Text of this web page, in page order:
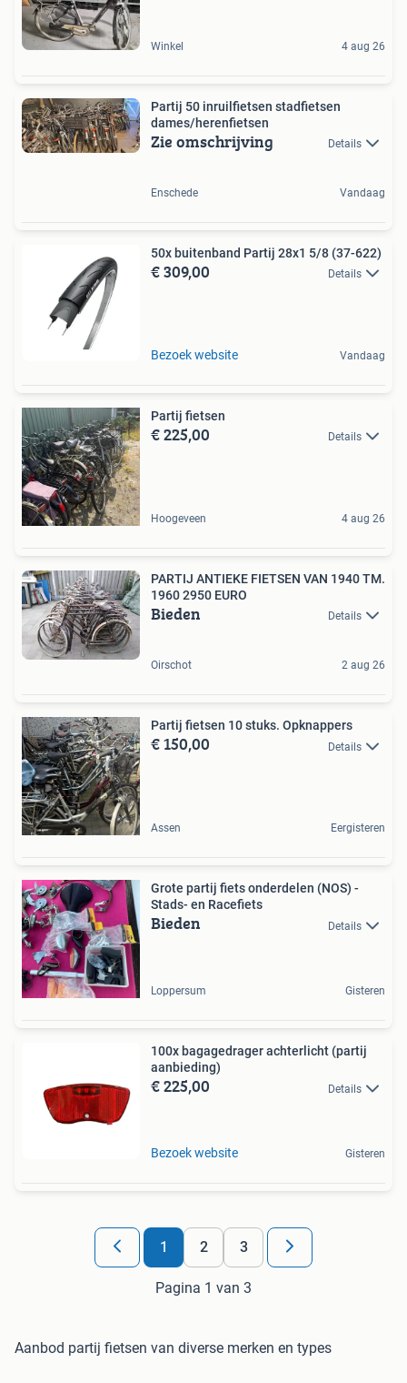
Winkel 4 aug 26
Partij 50 inruilfietsen stadfietsen
dames/herenfietsen
Zie omschrijving Details
Enschede Vandaag
50x buitenband Partij 28x1 5/8 (37-622)
€ 309,00 Details
Bezoek website Vandaag
Partij fietsen
€ 225,00 Details
Hoogeveen 4 aug 26
PARTIJ ANTIEKE FIETSEN VAN 1940 TM.
1960 2950 EURO
Bieden Details
Oirschot 2 aug 26
Partij fietsen 10 stuks. Opknappers
€ 150,00 Details
Assen Eergisteren
Grote partij fiets onderdelen (NOS) -
Stads- en Racefiets
Bieden Details
Loppersum Gisteren
100x bagagedrager achterlicht (partij
aanbieding)
€ 225,00 Details
Bezoek website Gisteren
1 2 3
Pagina 1 van 3
Aanbod partij fietsen van diverse merken en types